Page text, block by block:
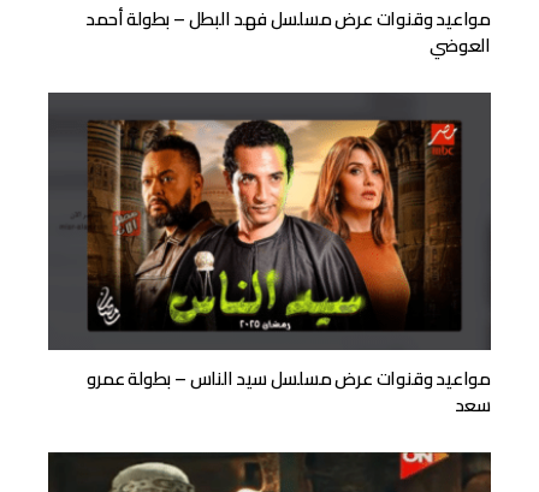
مواعيد وقنوات عرض مسلسل فهد البطل – بطولة أحمد
العوضي
مواعيد وقنوات عرض مسلسل سيد الناس – بطولة عمرو
سعد